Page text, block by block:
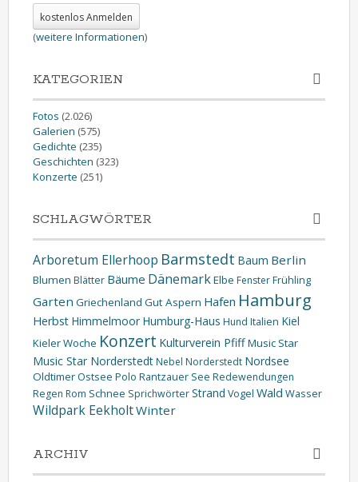
(weitere Informationen)
KATEGORIEN
Fotos (2.026)
Galerien (575)
Gedichte (235)
Geschichten (323)
Konzerte (251)
SCHLAGWÖRTER
Arboretum Ellerhoop Barmstedt Baum Berlin
Blumen Blätter Bäume DänemarkElbe FensterFrühling
Garten Griechenland Gut Aspern Hafen Hamburg
Herbst Himmelmoor Humburg-Haus Hund Italien Kiel
Kieler Woche Konzert Kulturverein PfiffMusic Star
Music Star Norderstedt Nebel Norderstedt Nordsee
OldtimerOstsee Polo Rantzauer See Redewendungen
Regen Rom Schnee SprichwörterStrand Vogel Wald Wasser
Wildpark EekholtWinter
ARCHIV